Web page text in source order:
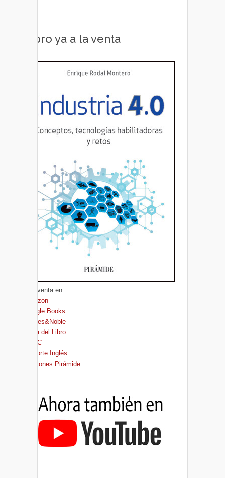
Libro ya a la venta
A la venta en:
Amazon
Google Books
Barnes&Noble
Casa del Libro
FNAC
El Corte Inglés
Ediciones Pirámide